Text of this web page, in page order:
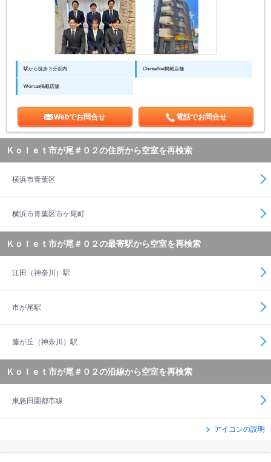
駅から徒歩３分以内 ChintaiNet掲載店舗
Woman掲載店舗
Webでお問合せ 電話でお問合せ
Ｋｏｌｅｔ市が尾＃０２の住所から空室を再検索
横浜市青葉区
横浜市青葉区市ケ尾町
Ｋｏｌｅｔ市が尾＃０２の最寄駅から空室を再検索
江田（神奈川）駅
市が尾駅
藤が丘（神奈川）駅
Ｋｏｌｅｔ市が尾＃０２の沿線から空室を再検索
東急田園都市線
アイコンの説明